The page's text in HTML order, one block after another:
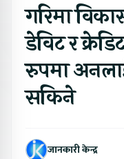
गरिमा
डेविट र
रुपमा
सकिने
जानकारी केन्द्र